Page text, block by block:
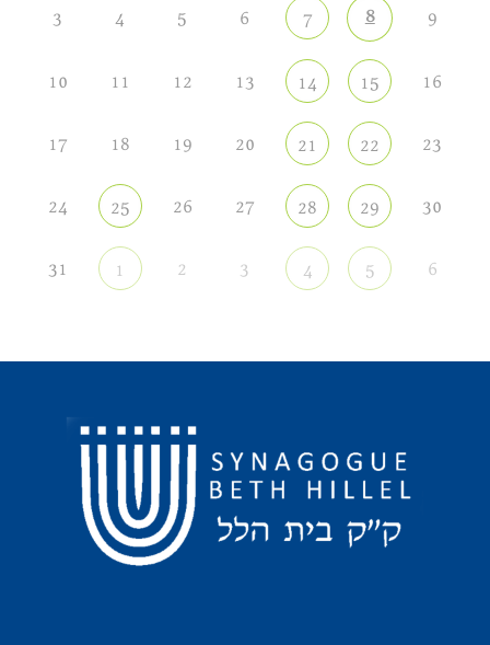
3 4 5 6 7 8 9
10 11 12 13 14 15 16
17 18 19 20 21 22 23
24 25 26 27 28 29 30
31 1 2 3 4 5 6